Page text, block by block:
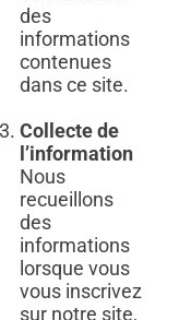
des
informations
contenues
dans ce site.
Collecte de
l’information
Nous
recueillons
des
informations
lorsque vous
vous inscrivez
sur notre site,